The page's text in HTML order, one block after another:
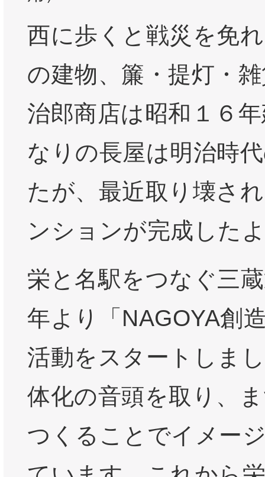
西に歩くと戦災を免
の建物、簾・提灯・
治郎商店は昭和１６
なりの長屋は明治時
たが、最近取り壊さ
ンションが完成した
栄と名駅をつなぐ三
年より「NAGOYA創
活動をスタートしま
体化の音頭を取り、
つくることでイメー